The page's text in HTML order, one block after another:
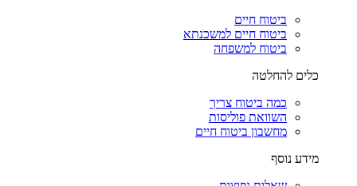
ביטוח חיים
ביטוח חיים למשכנתא
ביטוח למשפחה
כלים להחלטה
כמה ביטוח צריך
השוואת פוליסות
מחשבון ביטוח חיים
מידע נוסף